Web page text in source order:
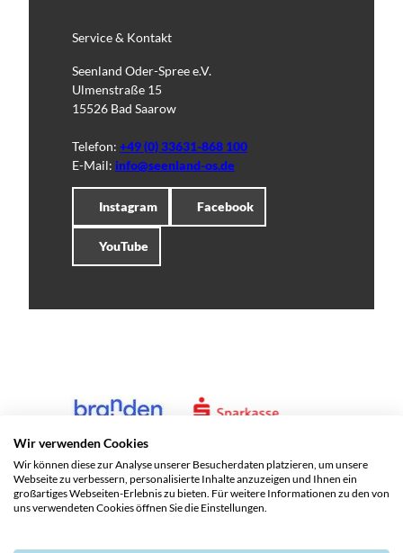
Service & Kontakt
Seenland Oder-Spree e.V.
Ulmenstraße 15
15526 Bad Saarow
Telefon: +49 (0) 33631-868 100
E-Mail: info@seenland-os.de
Instagram Facebook
YouTube
Wir verwenden Cookies
Wir können diese zur Analyse unserer Besucherdaten platzieren, um unsere
Webseite zu verbessern, personalisierte Inhalte anzuzeigen und Ihnen ein
großartiges Webseiten-Erlebnis zu bieten. Für weitere Informationen zu den von
uns verwendeten Cookies öffnen Sie die Einstellungen.